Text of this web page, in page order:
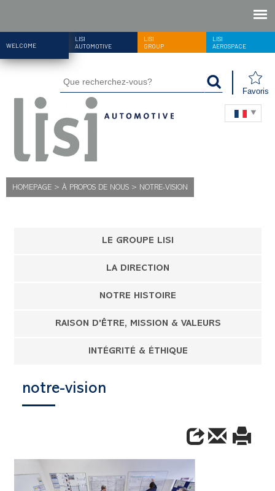
WELCOME
LISI
AUTOMOTIVE
LISI
GROUP
LISI
AEROSPACE
Favoris
HOMEPAGE > À PROPOS DE NOUS > NOTRE-VISION
LE GROUPE LISI
LA DIRECTION
NOTRE HISTOIRE
RAISON D'ÊTRE, MISSION & VALEURS
INTÉGRITÉ & ÉTHIQUE
notre-vision